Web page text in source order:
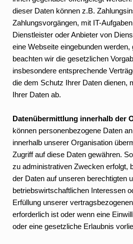
dieser Daten können z.B.
Zahlungsvorgängen, mit IT-
Dienstleister oder Anbieter von
eine Webseite eingebunden
beachten wir die gesetzlichen
insbesondere entsprechende
die dem Schutz Ihrer Daten dienen,
Ihrer Daten ab.
Datenübermittlung innerhalb der
können personenbezogene Daten
innerhalb unserer Organisation
Zugriff auf diese Daten gewähren.
zu administrativen Zwecken erfolgt,
der Daten auf unseren berechtigten
betriebswirtschaftlichen Interessen
Erfüllung unserer
erforderlich ist oder wenn eine
oder eine gesetzliche Erlaubnis